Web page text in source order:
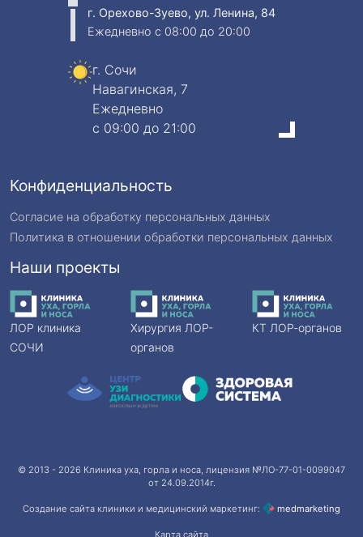
г. Орехово-Зуево, ул. Ленина, 84
Ежедневно c 08:00 до 20:00
г. Сочи
Навагинская, 7
Ежедневно
c 09:00 до 21:00
Конфиденциальность
Согласие на обработку персональных данных
Политика в отношении обработки персональных данных
Наши проекты
ЛОР клиника
СОЧИ
Хирургия ЛОР-
органов
КТ ЛОР-органов
© 2013 - 2026 Клиника уха, горла и носа, лицензия №ЛО-77-01-0099047
от 24.09.2014г.
Создание сайта клиники и медицинский маркетинг: medmarketing